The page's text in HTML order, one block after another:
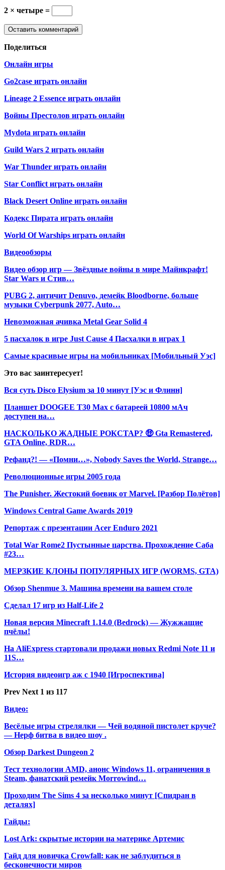
2 × четыре =
Поделиться
Онлайн игры
Go2case играть онлайн
Lineage 2 Essence играть онлайн
Войны Престолов играть онлайн
Mydota играть онлайн
Guild Wars 2 играть онлайн
War Thunder играть онлайн
Star Conflict играть онлайн
Black Desert Online играть онлайн
Кодекс Пирата играть онлайн
World Of Warships играть онлайн
Видеообзоры
Видео обзор игр — Звёздные войны в мире Майнкрафт!
Star Wars и Стив…
PUBG 2, античит Denuvo, демейк Bloodborne, больше
музыки Cyberpunk 2077, Auto…
Невозможная ачивка Metal Gear Solid 4
5 пасхалок в игре Just Cause 4 Пасхалки в играх 1
Самые красивые игры на мобильниках [Мобильный Уэс]
Это вас заинтересует!
Вся суть Disco Elysium за 10 минут [Уэс и Флинн]
Планшет DOOGEE T30 Max с батареей 10800 мАч
доступен на…
НАСКОЛЬКО ЖАДНЫЕ РОКСТАР? 🤑 Gta Remastered,
GTA Online, RDR…
Рефанд?! — «Помни…», Nobody Saves the World, Strange…
Революционные игры 2005 года
The Punisher. Жестокий боевик от Marvel. [Разбор Полётов]
Windows Central Game Awards 2019
Репортаж с презентации Acer Enduro 2021
Total War Rome2 Пустынные царства. Прохождение Саба
#23…
МЕРЗКИЕ КЛОНЫ ПОПУЛЯРНЫХ ИГР (WORMS, GTA)
Обзор Shenmue 3. Машина времени на вашем столе
Сделал 17 игр из Half-Life 2
Новая версия Minecraft 1.14.0 (Bedrock) — Жужжащие
пчёлы!
На AliExpress стартовали продажи новых Redmi Note 11 и
11S…
История видеоигр аж с 1940 [Игроспектива]
Prev Next 1 из 117
Видео:
Весёлые игры стрелялки — Чей водяной пистолет круче?
— Нерф битва в видео шоу .
Обзор Darkest Dungeon 2
Тест технологии AMD, анонс Windows 11, ограничения в
Steam, фанатский ремейк Morrowind…
Проходим The Sims 4 за несколько минут [Спидран в
деталях]
Гайды:
Lost Ark: скрытые истории на материке Артемис
Гайд для новичка Crowfall: как не заблудиться в
бесконечности миров